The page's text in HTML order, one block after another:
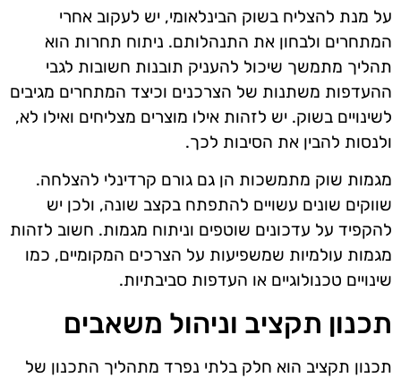
על מנת להצליח בשוק הבינלאומי, יש לעקוב אחרי
המתחרים ולבחון את התנהלותם. ניתוח תחרות הוא
תהליך מתמשך שיכול להעניק תובנות חשובות לגבי
ההעדפות משתנות של הצרכנים וכיצד המתחרים מגיבים
לשינויים בשוק. יש לזהות אילו מוצרים מצליחים ואילו לא,
ולנסות להבין את הסיבות לכך.
מגמות שוק מתמשכות הן גם גורם קרדינלי להצלחה.
שווקים שונים עשויים להתפתח בקצב שונה, ולכן יש
להקפיד על עדכונים שוטפים וניתוח מגמות. חשוב לזהות
מגמות עולמיות שמשפיעות על הצרכים המקומיים, כמו
שינויים טכנולוגיים או העדפות סביבתיות.
תכנון תקציב וניהול משאבים
תכנון תקציב הוא חלק בלתי נפרד מתהליך התכנון של